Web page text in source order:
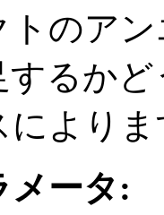
トのア
するかど
によりま
メータ: